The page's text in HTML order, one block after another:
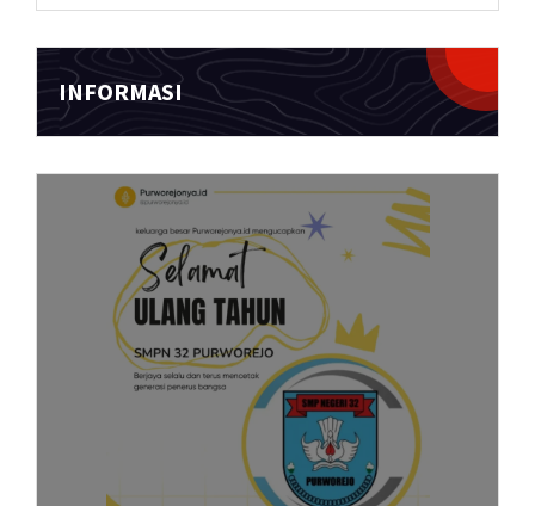
INFORMASI